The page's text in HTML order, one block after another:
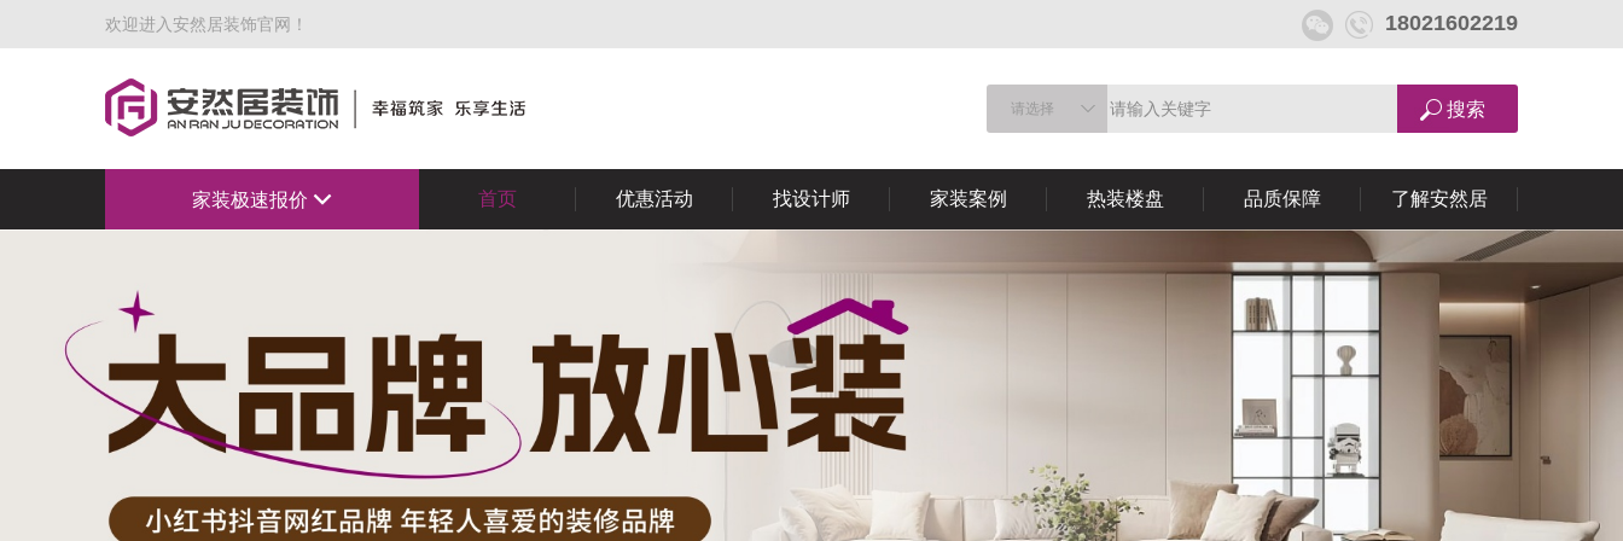
欢迎进入安然居装饰官网！ 18021602219
请选择
家装极速报价 首页 优惠活动 找设计师 家装案例 热装楼盘 品质保障 了解安然居